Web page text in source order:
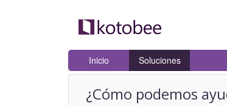
Inicio Soluciones
¿Cómo podemos